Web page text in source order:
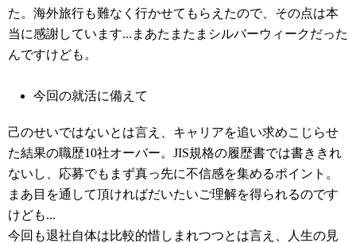
た。海外旅行も難なく行かせてもらえたので、その点は本
当に感謝しています...まあたまたまシルバーウィークだった
んですけども。
今回の就活に備えて
己のせいではないとは言え、キャリアを追い求めこじらせ
た結果の職歴10社オーバー。JIS規格の履歴書では書ききれ
ないし、応募でもまず真っ先に不信感を集めるポイント。
まあ目を通して頂ければだいたいご理解を得られるのです
けども...
今回も退社自体は比較的惜しまれつつとは言え、人生の見